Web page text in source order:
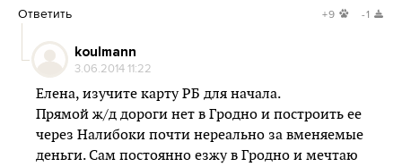
Ответить +9 -1
koulmann
3.06.2014 11:22
Елена, изучите карту РБ для начала.
Прямой ж/д дороги нет в Гродно и построить ее
через Налибоки почти нереально за вменяемые
деньги. Сам постоянно езжу в Гродно и мечтаю